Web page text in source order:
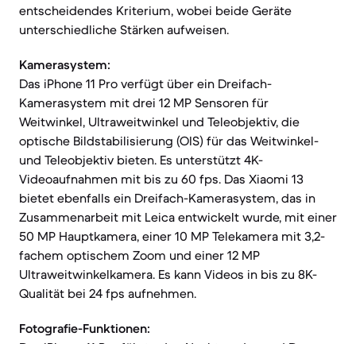
entscheidendes Kriterium, wobei beide Geräte
unterschiedliche Stärken aufweisen.
Kamerasystem:
Das iPhone 11 Pro verfügt über ein Dreifach-
Kamerasystem mit drei 12 MP Sensoren für
Weitwinkel, Ultraweitwinkel und Teleobjektiv, die
optische Bildstabilisierung (OIS) für das Weitwinkel-
und Teleobjektiv bieten. Es unterstützt 4K-
Videoaufnahmen mit bis zu 60 fps. Das Xiaomi 13
bietet ebenfalls ein Dreifach-Kamerasystem, das in
Zusammenarbeit mit Leica entwickelt wurde, mit einer
50 MP Hauptkamera, einer 10 MP Telekamera mit 3,2-
fachem optischem Zoom und einer 12 MP
Ultraweitwinkelkamera. Es kann Videos in bis zu 8K-
Qualität bei 24 fps aufnehmen.
Fotografie-Funktionen: